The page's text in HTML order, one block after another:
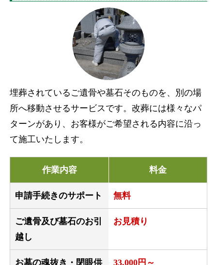
埋葬されているご遺骨や墓石そのものを、別の場
所へ移動させるサービスです。改葬には様々なパ
ターンがあり、お客様がご希望される内容に沿っ
て施工いたします。
作業内容 料金
申請手続きのサポート 無料
ご遺骨及び墓石のお引
越し
お見積り
お墓の魂抜き・閉眼供
33,000円～